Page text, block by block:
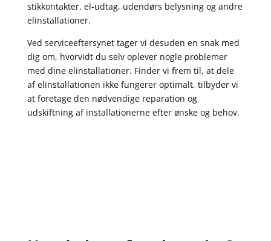
stikkontakter, el-udtag, udendørs belysning og andre
elinstallationer.
Ved serviceeftersynet tager vi desuden en snak med
dig om, hvorvidt du selv oplever nogle problemer
med dine elinstallationer. Finder vi frem til, at dele
af elinstallationen ikke fungerer optimalt, tilbyder vi
at foretage den nødvendige reparation og
udskiftning af installationerne efter ønske og behov.